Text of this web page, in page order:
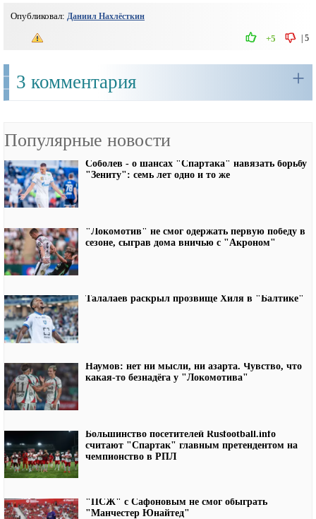
Опубликовал: Даниил Нахлёсткин
5
+5
3 комментария +
Популярные новости
Соболев - о шансах "Спартака" навязать борьбу
"Зениту": семь лет одно и то же
"Локомотив" не смог одержать первую победу в
сезоне, сыграв дома вничью с "Акроном"
Талалаев раскрыл прозвище Хиля в "Балтике"
Наумов: нет ни мысли, ни азарта. Чувство, что
какая-то безнадёга у "Локомотива"
Большинство посетителей Rusfootball.info
считают "Спартак" главным претендентом на
чемпионство в РПЛ
"ПСЖ" с Сафоновым не смог обыграть
"Манчестер Юнайтед"